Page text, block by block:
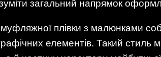
загальний напрямок
плівки з малюнками
елементів. Такий